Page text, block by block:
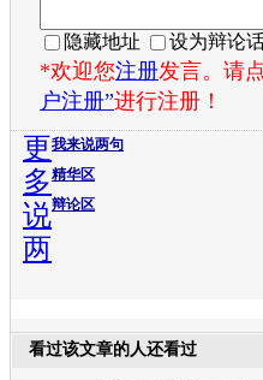
隐藏地址 设为辩论
*欢迎您注册发言。请
户注册”进行注册！
我来说两句
精华区
辩论区
更
多
说
两
看过该文章的人还看过